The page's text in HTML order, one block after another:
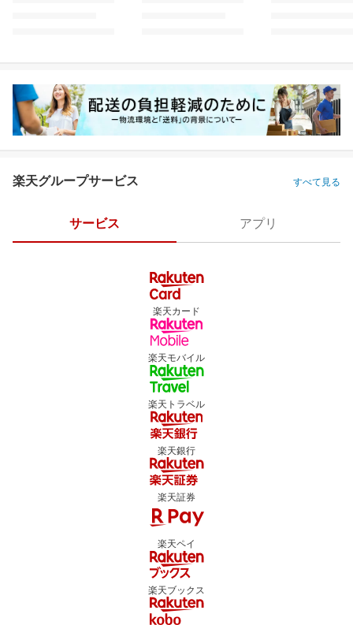
楽天グループサービス すべて見る
サービス アプリ
楽天カード
楽天モバイル
楽天トラベル
楽天銀行
楽天証券
楽天ペイ
楽天ブックス